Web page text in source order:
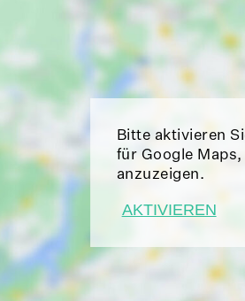
Bitte aktivieren
für Google
anzuzeigen.
AKTIVIEREN